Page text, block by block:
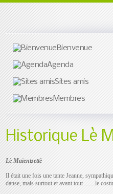
Bienvenue
Agenda
Sites amis
Membres
Historique Lè
Lè Maïentzettè
Il était une fois une tante Jeanne,
danse, mais surtout et avant tout .......le